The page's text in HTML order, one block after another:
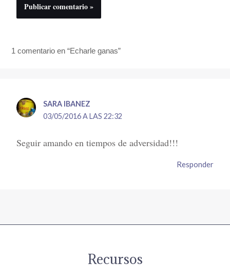
1 comentario en “Echarle ganas”
SARA IBANEZ
03/05/2016 A LAS 22:32
Seguir amando en tiempos de adversidad!!!
Responder
Recursos